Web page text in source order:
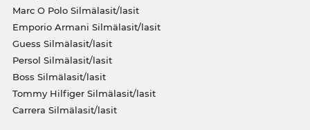
Marc O Polo Silmälasit/lasit
Emporio Armani Silmälasit/lasit
Guess Silmälasit/lasit
Persol Silmälasit/lasit
Boss Silmälasit/lasit
Tommy Hilfiger Silmälasit/lasit
Carrera Silmälasit/lasit